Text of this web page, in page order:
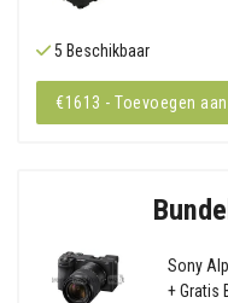
5 Beschikbaar
€1613 - Toevoegen
Sony
+ Gratis